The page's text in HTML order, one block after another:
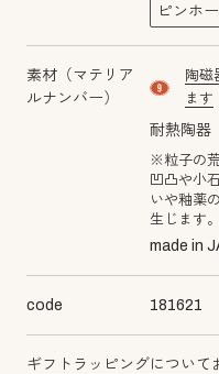
ピンホ
素材（マテリア
ルナンバー）
陶磁
ます
耐熱陶器
※粒子の
凹凸や小
いや釉薬
生じます。
made in
code 181621
ギフトラッピングについて